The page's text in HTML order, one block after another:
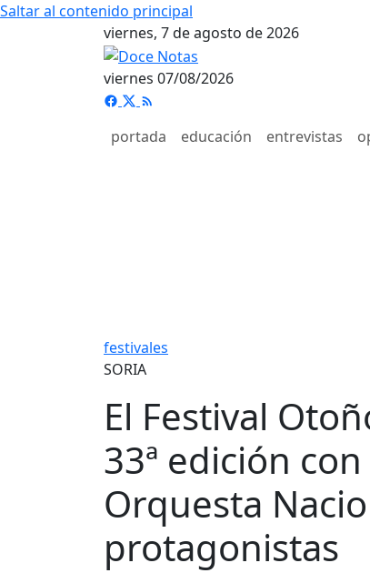
Saltar al contenido principal
viernes, 7 de agosto de 2026
viernes 07/08/2026
portada educación entrevistas
festivales
SORIA
El Festival
33ª edición
Orquesta
protagonistas